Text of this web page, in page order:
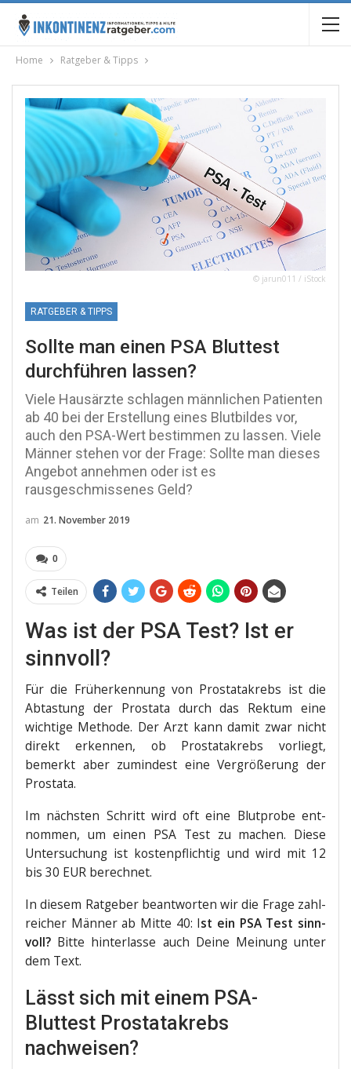
Home Ratgeber & Tipps
© jarun011 / iStock
RATGEBER & TIPPS
Sollte man einen PSA Bluttest
durchführen lassen?
Viele Hausärzte schlagen männlichen Patienten
ab 40 bei der Erstellung eines Blutbildes vor,
auch den PSA-Wert bestimmen zu lassen. Viele
Männer stehen vor der Frage: Sollte man dieses
Angebot annehmen oder ist es
rausgeschmissenes Geld?
am 21. November 2019
0
Teilen
Was ist der PSA Test? Ist er
sinnvoll?
Für die Früh­erken­nung von Pro­sta­ta­krebs ist die
Abtas­tung der Pro­sta­ta durch das Rek­tum eine
wich­ti­ge Metho­de. Der Arzt kann damit zwar nicht
direkt erken­nen, ob Pro­sta­ta­krebs vor­liegt,
bemerkt aber zumin­dest eine Ver­grö­ße­rung der
Prostata.
Im nächs­ten Schritt wird oft eine Blut­pro­be ent­
nom­men, um einen PSA Test zu machen. Die­se
Unter­su­chung ist kos­ten­pflich­tig und wird mit 12
bis 30 EUR berechnet.
In die­sem Rat­ge­ber beant­wor­ten wir die Fra­ge zahl­
rei­cher Män­ner ab Mit­te 40: Ist ein PSA Test sinn­
voll? Bit­te hin­ter­las­se auch Dei­ne Mei­nung unter
dem Text.
Lässt sich mit einem PSA-
Bluttest Prostatakrebs
nachweisen?